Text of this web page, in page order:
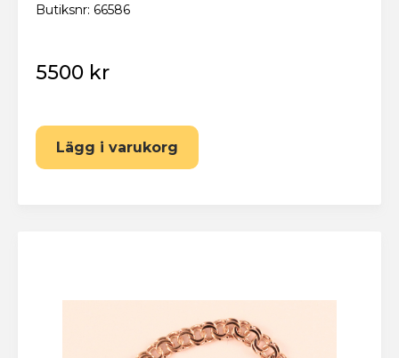
Butiksnr: 66586
5500 kr
Lägg i varukorg